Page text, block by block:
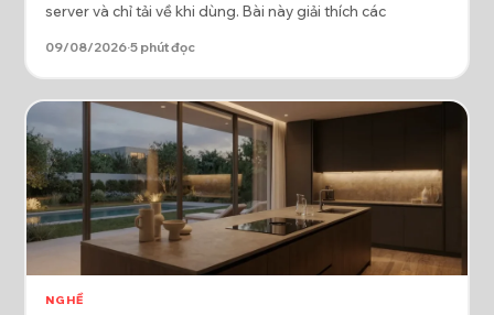
server và chỉ tải về khi dùng. Bài này giải thích các
09/08/2026·5 phút đọc
NGHỀ